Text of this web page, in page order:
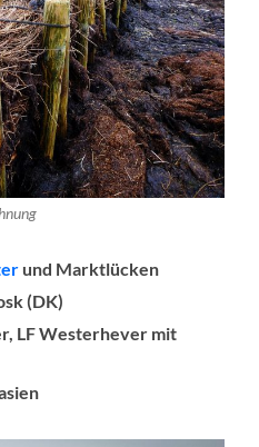
und Marktlücken
(DK)
LF Westerhever mit